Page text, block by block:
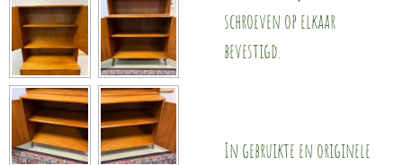
schroeven op elkaar
bevestigd.
In gebruikte en originele